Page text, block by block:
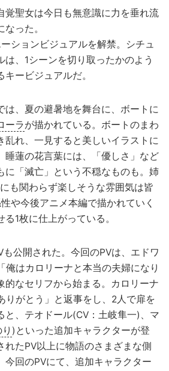
聖女は今日も無意識に力を垂れ流
った。
ションビジュアルを解禁。シチュ
は、1シーンを切り取ったかのよう
ービジュアルだ。
、夏の避暑地を舞台に、ボートに
ーラが描かれている。ボートのまわ
乱れ、一見すると美しいイラストに
睡蓮の花言葉には、「優しさ」など
に「滅亡」という不穏なものも。姉
も関わらず楽しそうな雰囲気は皆
や今後アニメ本編で描かれていく
1枚に仕上がっている。
公開された。今回のPVは、エドワ
俺はカロリーナと本当の夫婦になり
的なセリフから始まる。カロリーナ
りがとう」と返事をし、2人で扉を
と、テオドール(CV：土岐隼一)、マ
)といった追加キャラクターが登
れたPV以上に物語のさまざまな側
今回のPVにて、追加キャラクター